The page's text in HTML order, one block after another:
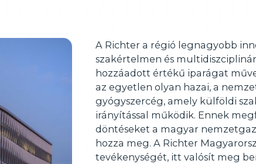
A Richter a régió legnagyobb
szakértelmen és
hozzáadott értékű iparágat
az egyetlen olyan hazai, a
gyógyszercég, amely külföldi
irányítással működik. Ennek
döntéseket a magyar
hozza meg. A Richter
tevékenységét, itt valósít meg